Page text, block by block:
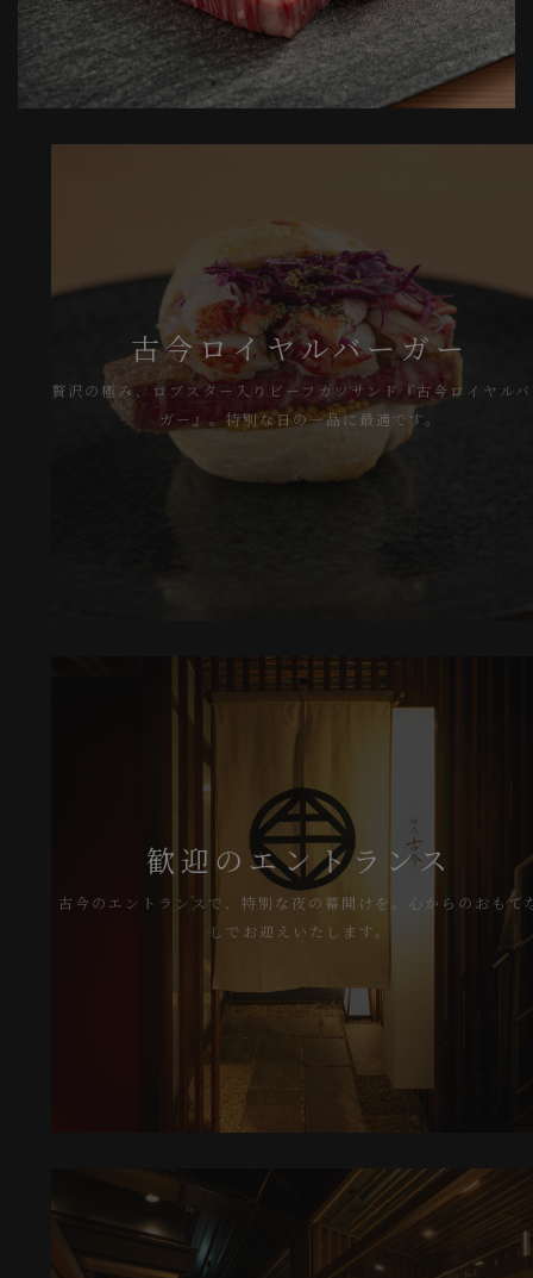
古今ロイヤルバーガー
贅沢の極み、ロブスター入りビーフカツサンド『古今ロイヤルバー
ガー』。特別な日の一品に最適です。
歓迎のエントランス
古今のエントランスで、特別な夜の幕開けを。心からのおもてな
しでお迎えいたします。